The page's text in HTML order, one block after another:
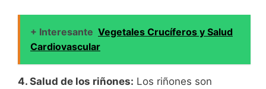
+ Interesante Vegetales Crucíferos y Salud
Cardiovascular
4. Salud de los riñones: Los riñones son